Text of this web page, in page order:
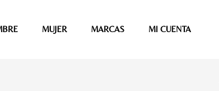
MUJER MARCAS MI CUENTA